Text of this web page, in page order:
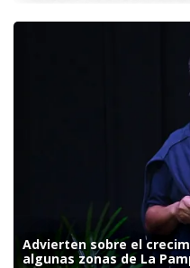
Advierten sobre el
algunas zonas de La